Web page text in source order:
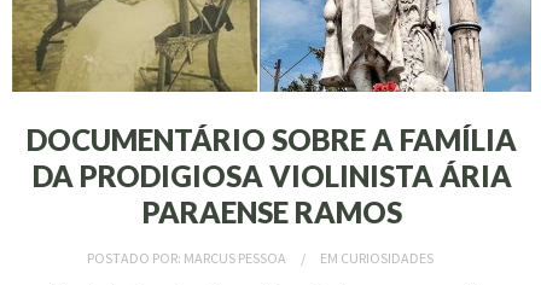
DOCUMENTÁRIO SOBRE A FAMÍLIA
DA PRODIGIOSA VIOLINISTA ÁRIA
PARAENSE RAMOS
POSTADO POR: MARCUS PESSOA EM CURIOSIDADES